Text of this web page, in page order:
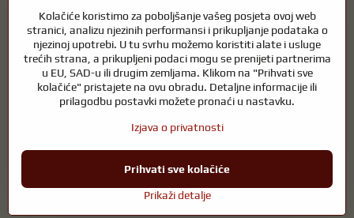
skladno okruženje za opuštanje i život vodenih životinja. Pravilna
tehnologija, filtracija i redovito održavanje ključni su za čistu vodu i
zdrav ribnjak tijekom cijele godine. Jednako važna je briga o
životinjama koje su dio naših života.
Konjima je potrebna visokokvalitetna oprema za jahanje, pravilna
prehrana i odgovorna briga kako bi bili zdravi, jaki i zadovoljni. Bilo da
stvoriti okruženje koje podržava prirodnu ravnotežu, sigurnost i
dobrobit i životinja i ljudi.
©2026Autorska pravaPostavke privatnostiIzjava o privatnosti
Web stranica izrađena pomoću:
Kolačiće koristimo za poboljšanje vašeg posjeta ovoj web
stranici, analizu njezinih performansi i prikupljanje podataka o
njezinoj upotrebi. U tu svrhu možemo koristiti alate i usluge
trećih strana, a prikupljeni podaci mogu se prenijeti partnerima
u EU, SAD-u ili drugim zemljama. Klikom na "Prihvati sve
kolačiće" pristajete na ovu obradu. Detaljne informacije ili
prilagodbu postavki možete pronaći u nastavku.
Izjava o privatnosti
Prikaži detalje
Prihvati sve kolačiće